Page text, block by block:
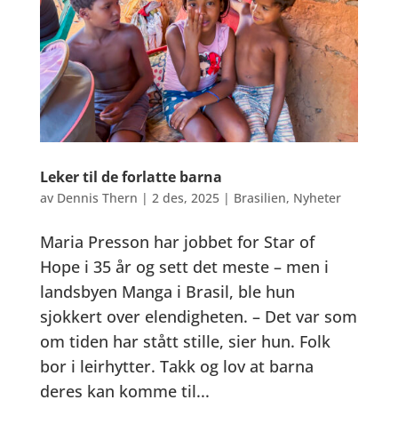
Leker til de forlatte barna
av Dennis Thern | 2 des, 2025| Brasilien, Nyheter
Maria Presson har jobbet for Star of
Hope i 35 år og sett det meste – men i
landsbyen Manga i Brasil, ble hun
sjokkert over elendigheten. – Det var som
om tiden har stått stille, sier hun. Folk
bor i leirhytter. Takk og lov at barna
deres kan komme til...